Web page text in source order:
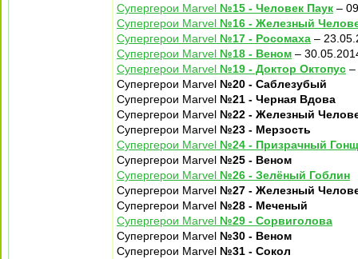
Супергерои Marvel №15 - Человек Паук –
Супергерои Marvel №16 - Железный
Супергерои Marvel №17 - Росомаха –
Супергерои Marvel №18 - Веном –
Супергерои Marvel №19 - Доктор Октопус –
Супергерои Marvel №20 - Саблезубый
Супергерои Marvel №21 - Черная Вдова
Супергерои Marvel №22 - Железный
Супергерои Marvel №23 - Мерзость
Супергерои Marvel №24 - Призрачный
Супергерои Marvel №25 - Веном
Супергерои Marvel №26 - Зелёный Гоблин
Супергерои Marvel №27 - Железный
Супергерои Marvel №28 - Меченый
Супергерои Marvel №29 - Сорвиголова
Супергерои Marvel №30 - Веном
Супергерои Marvel №31 - Сокол